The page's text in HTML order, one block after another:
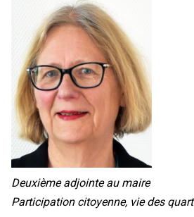
Deuxième adjointe au maire
Participation citoyenne, vie des